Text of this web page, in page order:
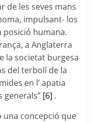
de les seves mans
impulsant- los
posició humana.
a Anglaterra
la societat burgesa
del terbolí de la
en l’ apatia
generals” [6] .
una concepció que